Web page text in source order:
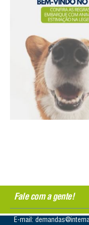
Fale com a gente!
E-mail: